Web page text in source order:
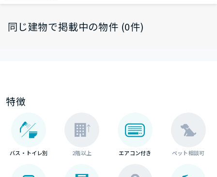
同じ建物で掲載中の物件 (0件)
特徴
バス・トイレ別 2階以上 エアコン付き ペット相談可